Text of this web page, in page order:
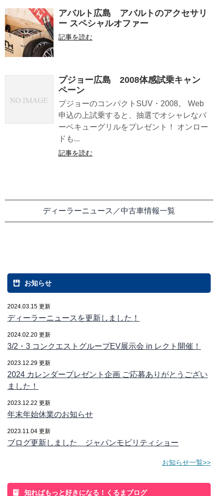
アバルト広島 アバルトのアクセサリ
ー スペシャルオファー
記事を読む
プジョー広島 2008体感試乗キャン
ペーン
プジョーのコンパクトSUV・2008。 Web
申込の上試乗すると、抽選でオシャレなバ
ーベキューグリルをプレゼント！ オンロー
ドも...
記事を読む
ディーラーニュース／中古車情報一覧
お知らせ
2024.03.15 更新
ディーラーニュースを更新しました！
2024.02.20 更新
3/2・3 コンクエストグループEV展示会 in レクト開催！
2023.12.29 更新
2024 カレンダープレゼント企画 ご応募ありがとうござい
ました！
2023.12.22 更新
年末年始休業のお知らせ
2023.11.04 更新
ブログ更新しました ジャパンモビリティショー
お知らせ一覧>>
知ればもっと好きになる！くるまブログ